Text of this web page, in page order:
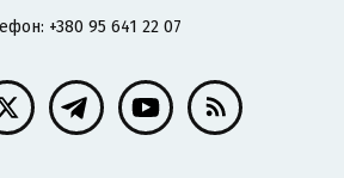
+380 95 641 22 07